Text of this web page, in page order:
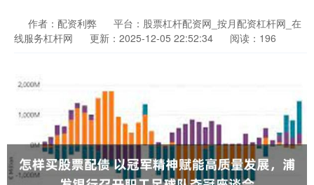
作者：配资利弊
平台：股票杠杆配资网_按月配资杠杆网_在
线服务杠杆网
更新：2025-12-05 22:52:34 阅读：196